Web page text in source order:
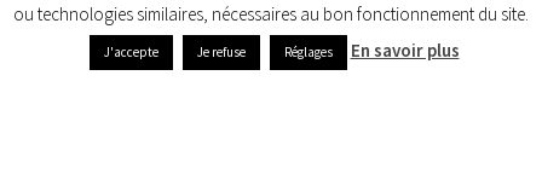
documents en recto/versoou encore à imprimer
plusieurs pages sur une feuille avec l’utilisation de la
fonction N en 1. Également nous préconisons d’éviter
ou technologies similaires, nécessaires au bon fonctionnement du site.
J'accepte Je refuse Réglages En savoir plus